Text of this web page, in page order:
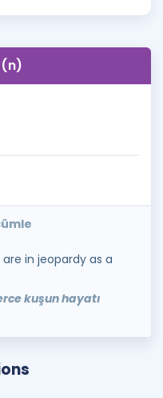
in jeopardy as a
kuşun hayatı